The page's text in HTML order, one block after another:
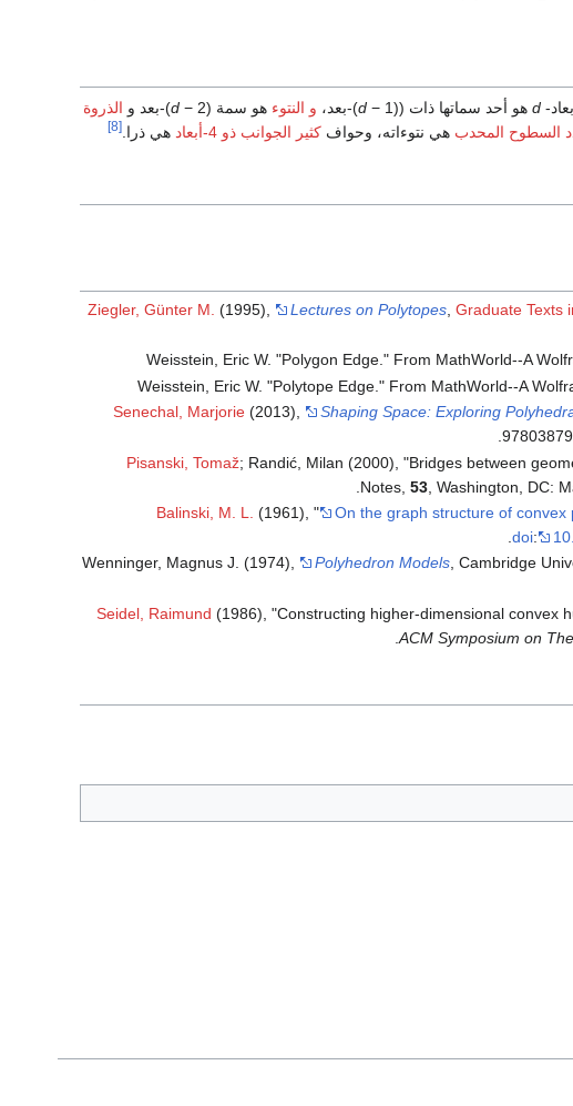
d هو أحد سماتها ذات (( d − 1)-بعد، و النتوء هو سمة ( d − 2)-بعد و
الذروة
السطوح المحدب هي نتوءاته، وحواف كثير الجوانب ذو 4-أبعاد هي ذرا. [8]
Ziegler, Günter M. (1995), Lectures on Polytopes ,Graduate Texts
Weisstein, Eric W. "Polygon Edge." From MathWorld--A
Weisstein, Eric W. "Polytope Edge." From MathWorld--A
Senechal, Marjorie (2013), Shaping Space: Exploring
.
Pisanski, Tomaž; Randić, Milan (2000), "Bridges between
Notes,53 , Washington, DC:
Balinski, M. L. (1961), " On the graph structure of
doi:
.
Wenninger, Magnus J. (1974), Polyhedron Models, Cambridge
Seidel, Raimund (1986), "Constructing higher-dimensional convex
ACM Symposium on
.